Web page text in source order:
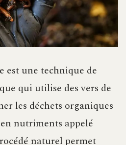
est une technique de
qui utilise des vers de
les déchets organiques
nutriments appelé
naturel permet